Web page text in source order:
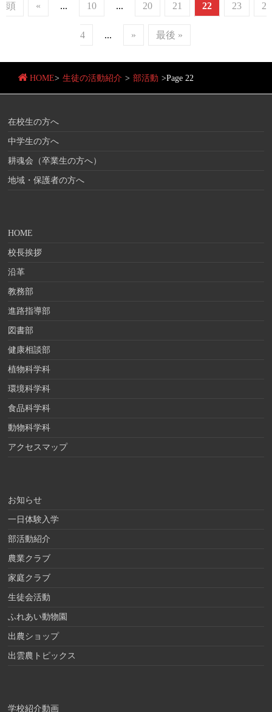
頭 « ... 10 ... 20 21 22 23 2
4 ... » 最後 »
HOME> 生徒の活動紹介 > 部活動 >Page 22
在校生の方へ
中学生の方へ
耕魂会（卒業生の方へ）
地域・保護者の方へ
HOME
校長挨拶
沿革
教務部
進路指導部
図書部
健康相談部
植物科学科
環境科学科
食品科学科
動物科学科
アクセスマップ
お知らせ
一日体験入学
部活動紹介
農業クラブ
家庭クラブ
生徒会活動
ふれあい動物園
出農ショップ
出雲農トピックス
学校紹介動画